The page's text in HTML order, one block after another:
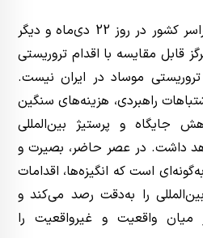
حضور میلیونی مردم در سراسر کشور در روز 22 دی‌ماه و دیگر
قابل مقایسه با اقدام تروریستی
تروریستی موساد در ایران نیست.
راهبردی، هزینه‌های سنگین
جایگاه و پرستیژ بین‌المللی
داشت. در عصر حاضر، بصیرت و
است که انگیزه‌ها، اقدامات
را به‌دقت رصد می‌کند و
واقعیت و غیرواقعیت را